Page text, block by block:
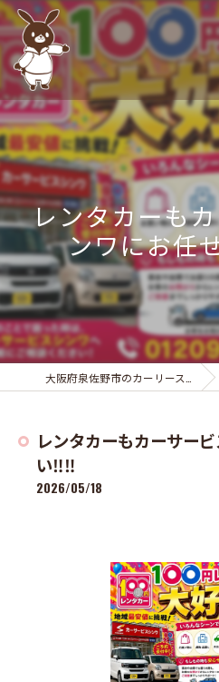
レンタカーも
ンワにお任
レンタカーもカーサー
い‼️‼️
2026/05/18